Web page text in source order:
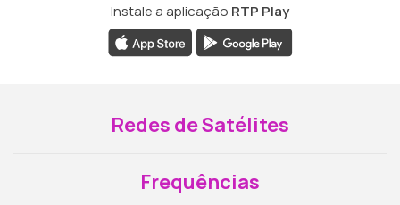
Instale a aplicação RTP Play
Redes de Satélites
Frequências